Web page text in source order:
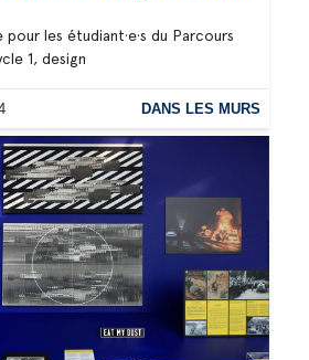
les étudiant·e·s du Parcours
1, design
DANS LES MURS